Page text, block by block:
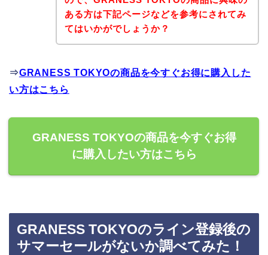
ある方は下記ページなどを参考にされてみ
てはいかがでしょうか？
⇒GRANESS TOKYOの商品を今すぐお得に購入した
い方はこちら
GRANESS TOKYOの商品を今すぐお得
に購入したい方はこちら
GRANESS TOKYOのライン登録後の
サマーセールがないか調べてみた！